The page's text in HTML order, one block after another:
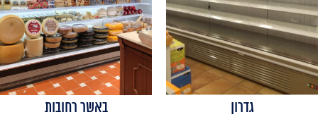
גדרון באשר רחובות